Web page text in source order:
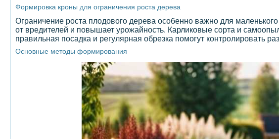
Формировка кроны для ограничения роста дерева
Ограничение роста плодового дерева особенно важно для
от вредителей и повышает урожайность. Карликовые сорта и
правильная посадка и регулярная обрезка помогут контролировать
Основные методы формирования